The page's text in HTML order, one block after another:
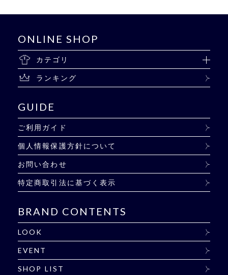
ONLINE SHOP
カテゴリ
ランキング
GUIDE
ご利用ガイド
個人情報保護方針について
お問い合わせ
特定商取引法に基づく表示
BRAND CONTENTS
LOOK
EVENT
SHOP LIST